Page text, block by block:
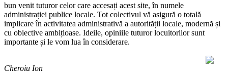
bun venit tuturor celor care accesați acest site, în numele
administrației publice locale. Tot colectivul vă asigură o totală
implicare în activitatea administrativă a autorității locale, modernă și
cu obiective ambițioase. Ideile, opiniile tuturor locuitorilor sunt
importante și le vom lua în considerare.
Cheroiu Ion